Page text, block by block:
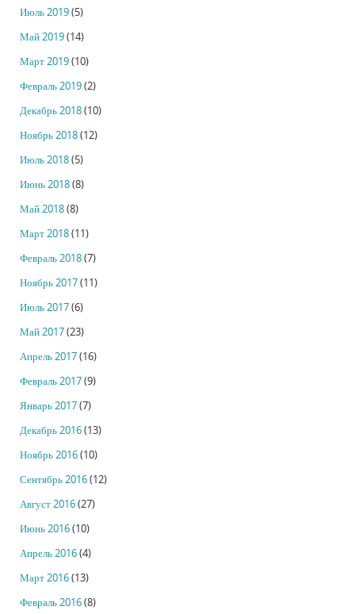
Июль 2019(5)
Май 2019(14)
Март 2019(10)
Февраль 2019(2)
Декабрь 2018(10)
Ноябрь 2018(12)
Июль 2018(5)
Июнь 2018(8)
Май 2018(8)
Март 2018(11)
Февраль 2018(7)
Ноябрь 2017(11)
Июль 2017(6)
Май 2017(23)
Апрель 2017(16)
Февраль 2017(9)
Январь 2017(7)
Декабрь 2016(13)
Ноябрь 2016(10)
Сентябрь 2016(12)
Август 2016(27)
Июнь 2016(10)
Апрель 2016(4)
Март 2016(13)
Февраль 2016(8)